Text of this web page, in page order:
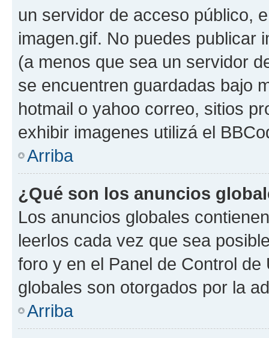
un servidor de acceso público,
imagen.gif. No puedes publicar
(a menos que sea un servidor
se encuentren guardadas bajo
hotmail o yahoo correo, sitios
exhibir imagenes utilizá el
Arriba
¿Qué son los anuncios
Los anuncios globales
leerlos cada vez que sea
foro y en el Panel de Control
globales son otorgados por la
Arriba